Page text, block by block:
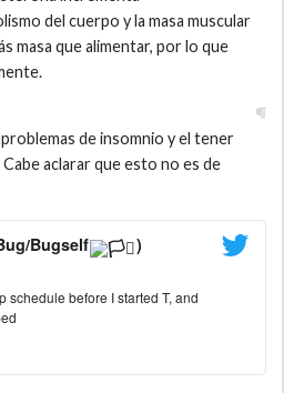
del cuerpo y la masa muscular
masa que alimentar, por lo que
de insomnio y el tener
aclarar que esto no es de
Bugself )
schedule before I started T, and